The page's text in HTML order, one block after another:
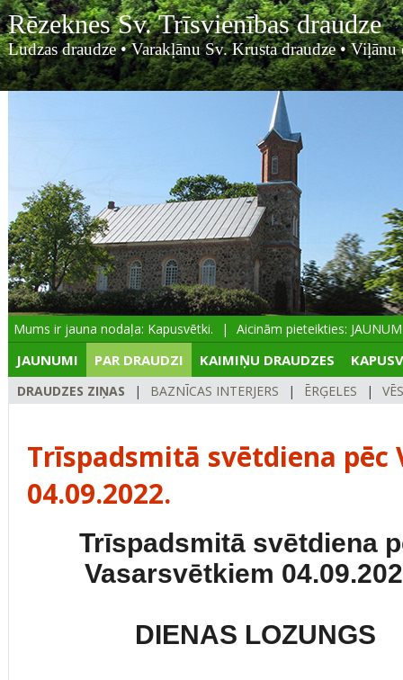
Rēzeknes Sv. Trīsvienības draudze
Ludzas draudze•Varakļānu Sv. Krusta draudze•Viļānu
Mums ir jauna nodaļa: Kapusvētki. Aicinām pieteikties:
JAUNUMI PAR DRAUDZI KAIMIŅU DRAUDZES
DRAUDZES ZIŅAS | BAZNĪCAS INTERJERS | ĒRĢELES |
Trīspadsmitā svētdiena pēc
04.09.2022.
Trīspadsmitā svētdiena
Vasarsvētkiem
DIENAS LOZUNGS